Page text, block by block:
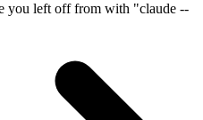
you left off from with "claude --